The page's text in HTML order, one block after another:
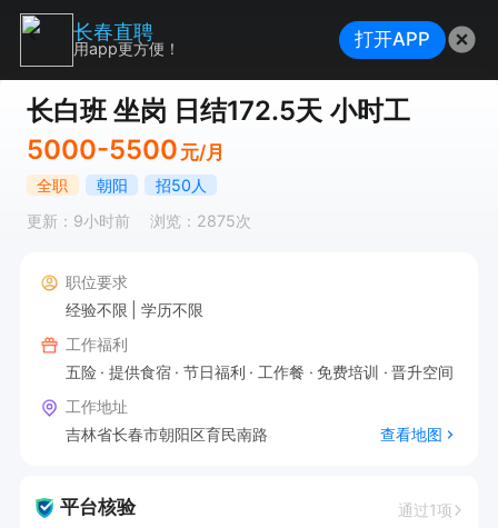
长白班 坐岗 日结172.5天 小时工
5000-5500 元/月
全职 朝阳
招50人
更新：9小时前
浏览：2875次
职位要求
经验不限
学历不限
工作福利
五险
提供食宿 节日福利 工作餐 免费培训
晋升空间
工作地址
吉林省长春市朝阳区育民南路
查看地图
平台核验 通过1项
长春直聘
用app更方便！ 打开APP